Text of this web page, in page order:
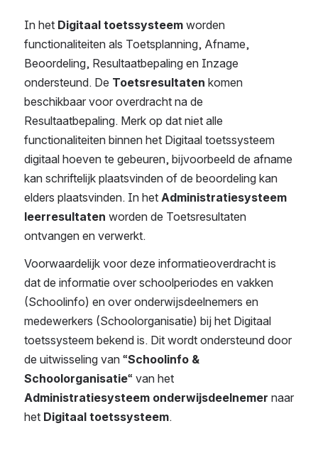
In het Digitaal toetssysteem worden
functionaliteiten als Toetsplanning, Afname,
Beoordeling, Resultaatbepaling en Inzage
ondersteund. De Toetsresultaten komen
beschikbaar voor overdracht na de
Resultaatbepaling. Merk op dat niet alle
functionaliteiten binnen het Digitaal toetssysteem
digitaal hoeven te gebeuren, bijvoorbeeld de afname
kan schriftelijk plaatsvinden of de beoordeling kan
elders plaatsvinden. In het Administratiesysteem
leerresultaten worden de Toetsresultaten
ontvangen en verwerkt.
Voorwaardelijk voor deze informatieoverdracht is
dat de informatie over schoolperiodes en vakken
(Schoolinfo) en over onderwijsdeelnemers en
medewerkers (Schoolorganisatie) bij het Digitaal
toetssysteem bekend is. Dit wordt ondersteund door
de uitwisseling van “Schoolinfo &
Schoolorganisatie
Administratiesysteem onderwijsdeelnemer naar
het Digitaal toetssysteem.